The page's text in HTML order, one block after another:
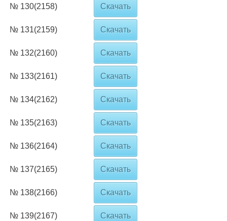
№ 130(2158) Скачать
№ 131(2159) Скачать
№ 132(2160) Скачать
№ 133(2161) Скачать
№ 134(2162) Скачать
№ 135(2163) Скачать
№ 136(2164) Скачать
№ 137(2165) Скачать
№ 138(2166) Скачать
№ 139(2167) Скачать